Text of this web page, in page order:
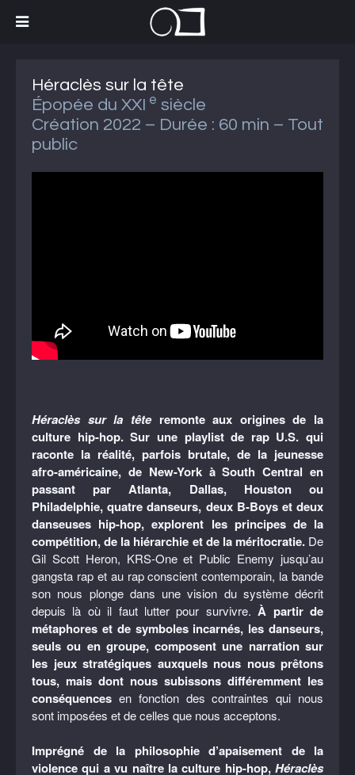
Héraclès sur la tête
Épopée du XXI e siècle
Création 2022 – Durée : 60 min – Tout
public
Héraclès sur la têteremonte aux origines de la
culture hip-hop. Sur une playlist de rap U.S. qui
raconte la réalité, parfois brutale, de la jeunesse
afro-américaine, de New-York à South Central en
passant par Atlanta, Dallas, Houston ou
Philadelphie, quatre danseurs, deux B-Boys et deux
danseuses hip-hop, explorent les principes de la
compétition, de la hiérarchie et de la méritocratie.De
Gil Scott Heron, KRS-One et Public Enemy jusqu’au
gangsta rap et au rap conscient contemporain, la bande
son nous plonge dans une vision du système décrit
depuis là où il faut lutter pour survivre. À partir de
métaphores et de symboles incarnés, les danseurs,
seuls ou en groupe, composent une narration sur
les jeux stratégiques auxquels nous nous prêtons
tous, mais dont nous subissons différemment les
conséquences en fonction des contraintes qui nous
sont imposées et de celles que nous acceptons.
Imprégné de la philosophie d’apaisement de la
violence qui a vu naître la culture hip-hop, Héraclès